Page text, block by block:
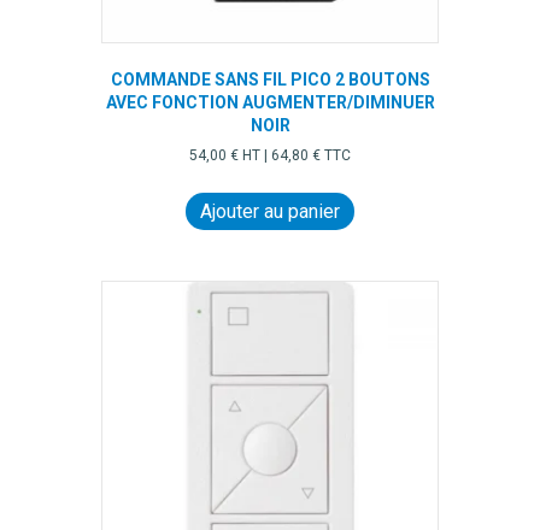
COMMANDE SANS FIL PICO 2 BOUTONS
AVEC FONCTION AUGMENTER/DIMINUER
NOIR
54,00 € HT | 64,80 € TTC
Ajouter au panier